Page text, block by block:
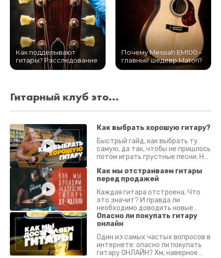
Как подделывают
гитары? Расследование
Почему Messiah EM100 –
главный шедевр Maton?
Гитарный клуб это...
Как выбрать хорошую гитару?
Быстрый гайд, как выбрать ту
самую, да так, чтобы не пришлось
потом играть грустные песни. На
Как мы отстраиваем гитары
перед продажей
Каждая гитара отстроена. Что
это значит? И правда ли
необходимо доводить новые
гитары? Если кратко - да.
Подробно - в видео :)
Опасно ли покупать гитару
онлайн
Один из самых частых вопросов в
интернете: опасно ли покупать
гитару ОНЛАЙН? Хм, наверное